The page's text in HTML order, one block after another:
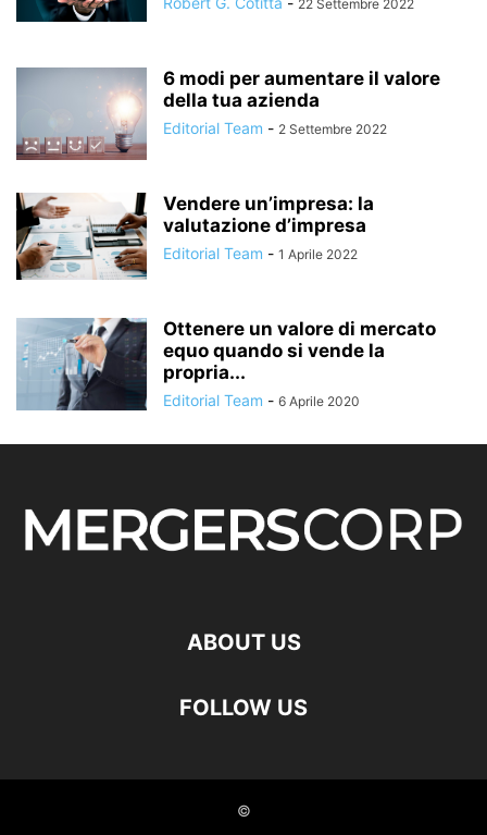
22 Settembre 2022
6 modi per aumentare il valore
della tua azienda
Editorial Team - 2 Settembre 2022
Vendere un’impresa: la
valutazione d’impresa
Editorial Team - 1 Aprile 2022
Ottenere un valore di mercato
equo quando si vende la
propria...
Editorial Team - 6 Aprile 2020
ABOUT US
FOLLOW US
©